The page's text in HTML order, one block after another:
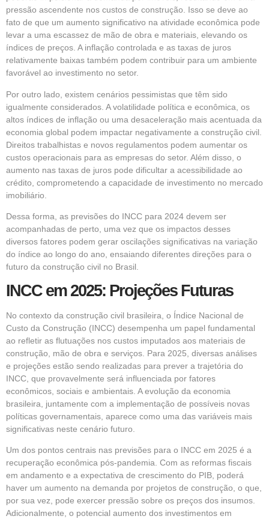
pressão ascendente nos custos de construção. Isso se deve ao
fato de que um aumento significativo na atividade econômica pode
levar a uma escassez de mão de obra e materiais, elevando os
índices de preços. A inflação controlada e as taxas de juros
relativamente baixas também podem contribuir para um ambiente
favorável ao investimento no setor.
Por outro lado, existem cenários pessimistas que têm sido
igualmente considerados. A volatilidade política e econômica, os
altos índices de inflação ou uma desaceleração mais acentuada da
economia global podem impactar negativamente a construção civil.
Direitos trabalhistas e novos regulamentos podem aumentar os
custos operacionais para as empresas do setor. Além disso, o
aumento nas taxas de juros pode dificultar a acessibilidade ao
crédito, comprometendo a capacidade de investimento no mercado
imobiliário.
Dessa forma, as previsões do INCC para 2024 devem ser
acompanhadas de perto, uma vez que os impactos desses
diversos fatores podem gerar oscilações significativas na variação
do índice ao longo do ano, ensaiando diferentes direções para o
futuro da construção civil no Brasil.
INCC em 2025: Projeções Futuras
No contexto da construção civil brasileira, o Índice Nacional de
Custo da Construção (INCC) desempenha um papel fundamental
ao refletir as flutuações nos custos imputados aos materiais de
construção, mão de obra e serviços. Para 2025, diversas análises
e projeções estão sendo realizadas para prever a trajetória do
INCC, que provavelmente será influenciada por fatores
econômicos, sociais e ambientais. A evolução da economia
brasileira, juntamente com a implementação de possíveis novas
políticas governamentais, aparece como uma das variáveis mais
significativas neste cenário futuro.
Um dos pontos centrais nas previsões para o INCC em 2025 é a
recuperação econômica pós-pandemia. Com as reformas fiscais
em andamento e a expectativa de crescimento do PIB, poderá
haver um aumento na demanda por projetos de construção, o que,
por sua vez, pode exercer pressão sobre os preços dos insumos.
Adicionalmente, o potencial aumento dos investimentos em